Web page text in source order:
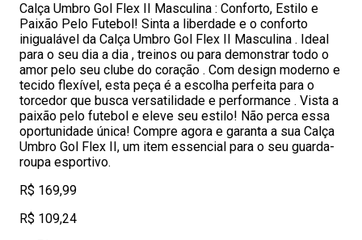
Calça Umbro Gol Flex II Masculina : Conforto, Estilo e
Paixão Pelo Futebol! Sinta a liberdade e o conforto
inigualável da Calça Umbro Gol Flex II Masculina . Ideal
para o seu dia a dia , treinos ou para demonstrar todo o
amor pelo seu clube do coração . Com design moderno e
tecido flexível, esta peça é a escolha perfeita para o
torcedor que busca versatilidade e performance . Vista a
paixão pelo futebol e eleve seu estilo! Não perca essa
oportunidade única! Compre agora e garanta a sua Calça
Umbro Gol Flex II, um item essencial para o seu guarda-
roupa esportivo.
R$ 169,99
R$ 109,24